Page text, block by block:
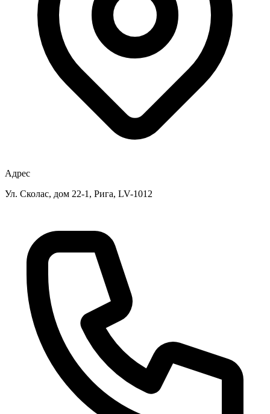
Адрес
Ул. Сколас, дом 22-1, Рига, LV-1012